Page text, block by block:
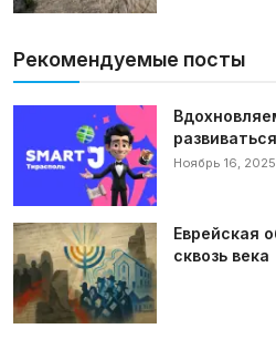
Рекомендуемые посты
Ноябрь 16, 2025
Еврейская
сквозь века